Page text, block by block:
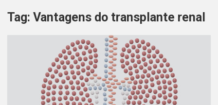
Tag: Vantagens do transplante renal